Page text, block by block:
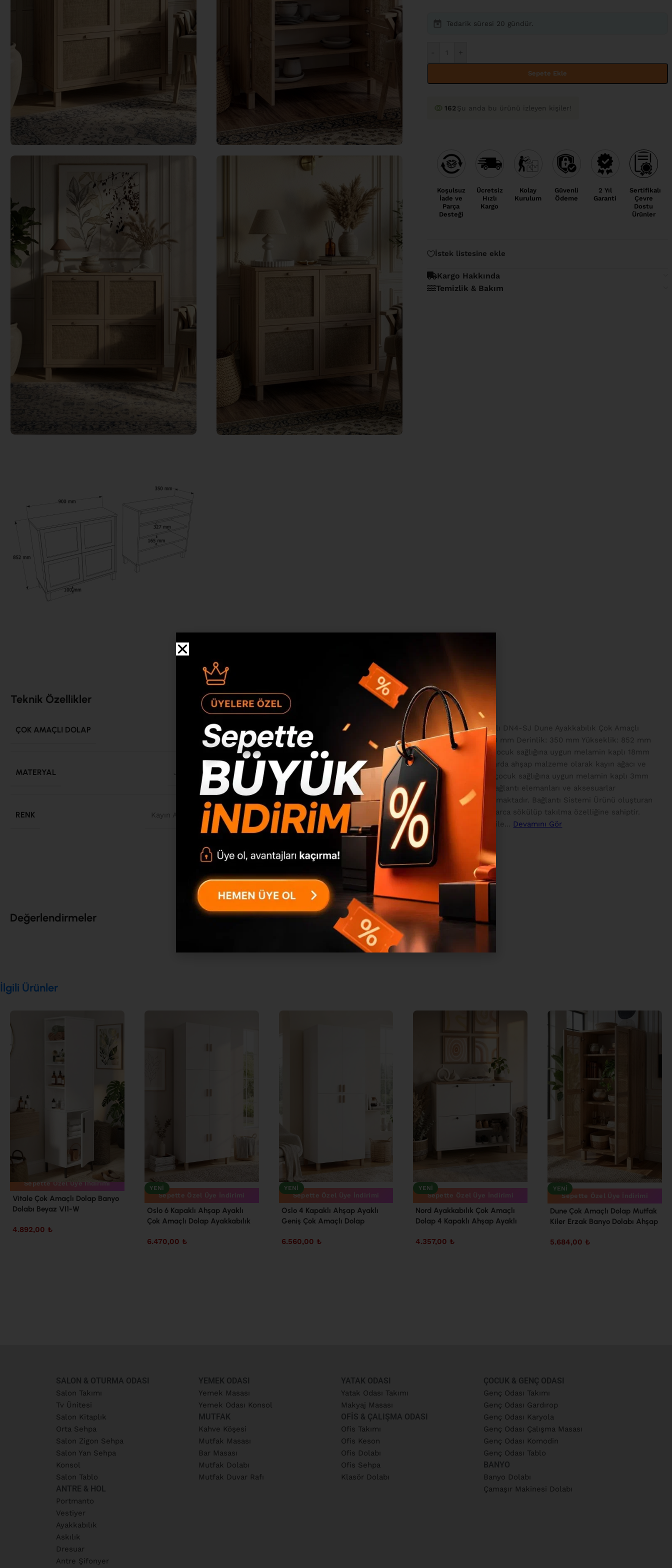
Tedarik süresi 20 gündür.
+
Sepete Ekle
163 Şu anda bu ürünü izleyen kişiler!
Koşulsuz
İade ve
Parça
Desteği
Ücretsiz
Hızlı
Kargo
Kolay
Kurulum
Güvenli
Ödeme
2 Yıl
Garanti
Sertifikalı
Çevre
Dostu
Ürünler
İstek listesine ekle
Kargo Hakkında
Temizlik & Bakım
Teknik Özellikler
ÇOK AMAÇLI DOLAP 900*350*852
MATERYAL Jüt Ahşap,Sunta
RENK Kayın Ahşap Jüt , Sepet
Ürün Açıklaması
Dune Ayakkabılık Çok Amaçlı Dolap Ahşap Ayaklı Ahşap Jüt Kapaklı DN4-SJ Dune Ayakkabılık Çok Amaçlı
Dolap Ahşap Ayaklı Ahşap Jüt Kapaklı DN4-SJ Ölçü : Genişlik :900 mm Derinlik: 350 mm Yükseklik: 852 mm
Kullanılan Malzemeler : 1.sınıf E1 kalite standartlarında çevre ve çocuk sağlığına uygun melamin kaplı 18mm
yonga levha kulanılmıştır. **Gövde 18 mm Suntalam olup kapaklarda ahşap malzeme olarak kayın ağacı ve
jüt kumaş kullanılmıştır. 1.sınıf E1 kalite standartlarında çevre ve çocuk sağlığına uygun melamin kaplı 3mm
mdflam kullanılmıştır. 0.80mm pvc bant kullanılmaktadır. 1.sınıf bağlantı elemanları ve aksesuarlar
kullanılmaktadır. Kayın ahşap kulp ve kayın ahşap ayaklar kullanılmaktadır. Bağlantı Sistemi Ürünü oluşturan
parçalar minifix bağlantı sistemiyle birleştirilmektedir. Ürün defalarca sökülüp takılma özelliğine sahiptir.
Paketleme Sistemi Uluslararası standartlarda dolgu malzemeleri ile... Devamını Gör
Değerlendirmeler
İlgili Ürünler
Sepette Özel Üye İndirimi
Vitale Çok Amaçlı Dolap Banyo
Dolabı Beyaz VI1-W
4.892,00 ₺
YENI
Sepette Özel Üye İndirimi
Oslo 6 Kapaklı Ahşap Ayaklı
Çok Amaçlı Dolap Ayakkabılık
Dolabı Beyaz OL1-W
6.470,00 ₺
YENI
Sepette Özel Üye İndirimi
Oslo 4 Kapaklı Ahşap Ayaklı
Geniş Çok Amaçlı Dolap
Erzak Dolabı Beyaz OL2-W
6.560,00 ₺
YENI
Sepette Özel Üye İndirimi
Nord Ayakkabılık Çok Amaçlı
Dolap 4 Kapaklı Ahşap Ayaklı
4.357,00 ₺
YENI
Sepette Özel Üye İndirimi
Dune Çok Amaçlı Dolap Mutfak
Kiler Erzak Banyo Dolabı Ahşap
5.684,00 ₺
SALON & OTURMA ODASI
Salon Takımı
Tv Ünitesi
Salon Kitaplık
Orta Sehpa
Salon Zigon Sehpa
Salon Yan Sehpa
Konsol
Salon Tablo
ANTRE & HOL
Portmanto
Vestiyer
Ayakkabılık
Askılık
Dresuar
Antre Şifonyer
YEMEK ODASI
Yemek Masası
Yemek Odası Konsol
MUTFAK
Kahve Köşesi
Mutfak Masası
Bar Masası
Mutfak Dolabı
Mutfak Duvar Rafı
YATAK ODASI
Yatak Odası Takımı
Makyaj Masası
OFIS & ÇALIŞMA ODASI
Ofis Takımı
Ofis Keson
Ofis Dolabı
Ofis Sehpa
Klasör Dolabı
ÇOCUK & GENÇ ODASI
Genç Odası Takımı
Genç Odası Gardırop
Genç Odası Karyola
Genç Odası Çalışma Masası
Genç Odası Komodin
Genç Odası Tablo
BANYO
Banyo Dolabı
Çamaşır Makinesi Dolabı